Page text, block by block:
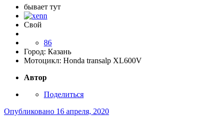
бывает тут
Свой
86
Город: Казань
Мотоцикл: Honda transalp XL600V
Автор
Поделиться
Опубликовано 16 апреля, 2020